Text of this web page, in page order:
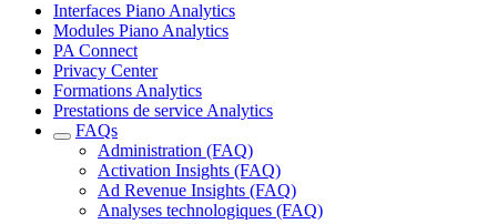
Interfaces Piano Analytics
Modules Piano Analytics
PA Connect
Privacy Center
Formations Analytics
Prestations de service Analytics
FAQs
Administration (FAQ)
Activation Insights (FAQ)
Ad Revenue Insights (FAQ)
Analyses technologiques (FAQ)